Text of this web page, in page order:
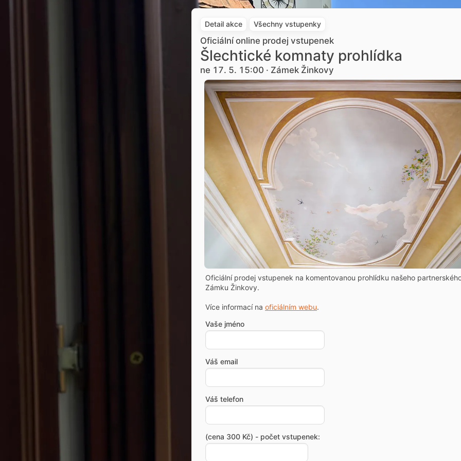
Detail akce Všechny vstupenky
Oficiální online prodej vstupenek
Šlechtické komnaty prohlídka
ne 17. 5. 15:00 · Zámek Žinkovy
Oficiální prodej vstupenek na komentovanou prohlídku našeho
Zámku Žinkovy.
Více informací na oficiálním webu.
Vaše jméno
Váš email
Váš telefon
(cena 300 Kč) - počet vstupenek: